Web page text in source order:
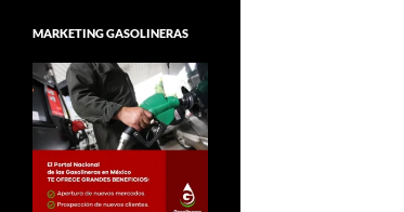
MARKETING GASOLINERAS